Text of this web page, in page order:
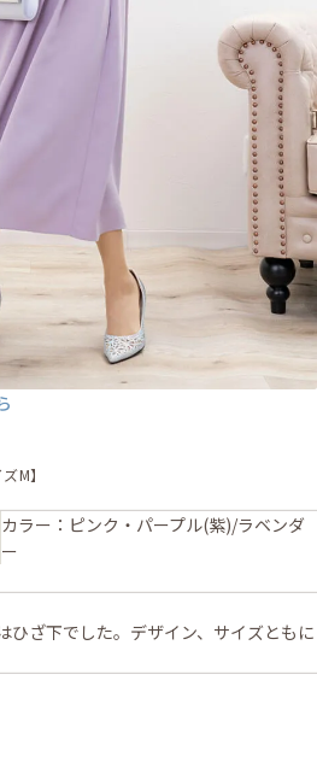
M】
カラー：ピンク・パープル(紫)/ラベンダ
ー
ひざ下でした。デザイン、サイズともに